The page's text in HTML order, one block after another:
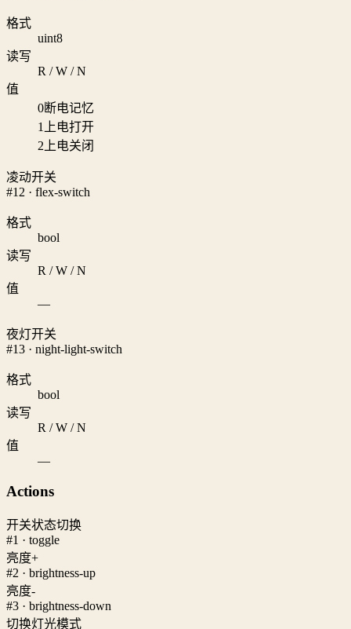
格式
uint8
读写
R / W / N
值
0断电记忆
1
上电打开
2 上电关闭
凌动开关
#12 · flex-switch
格式
bool
读写
R / W / N
值
—
夜灯开关
#13 · night-light-switch
格式
bool
读写
R / W / N
值
—
Actions
开关状态切换
#1 · toggle
亮度+
#2 · brightness-up
亮度-
#3 · brightness-down
切换灯光模式